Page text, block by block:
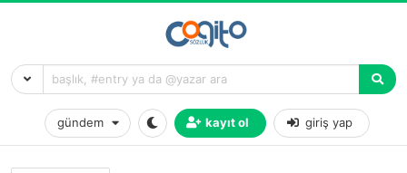
gündem kayıt ol giriş yap